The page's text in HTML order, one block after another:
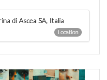
di Ascea SA, Italia
Location